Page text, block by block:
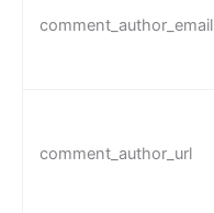
comment_author_email
comment_author_url